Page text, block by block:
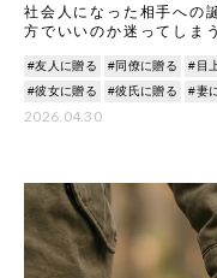
社会人になった相手への
方でいいのか迷ってしま
「な
#友人に贈る #同僚に贈る #目
#彼女に贈る
#彼氏に贈る #妻
2026.04.30